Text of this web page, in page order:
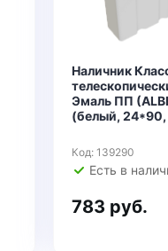
Наличник
Эмаль ПП
(белый, 24*90,
Код: 139290
Есть в
783 руб.